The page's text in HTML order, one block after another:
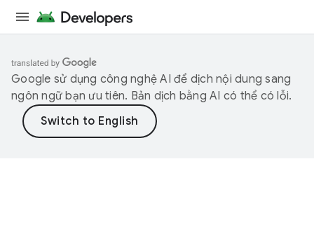
Google sử dụng công nghệ AI để dịch nội dung sang
ngôn ngữ bạn ưu tiên. Bản dịch bằng AI có thể có lỗi.